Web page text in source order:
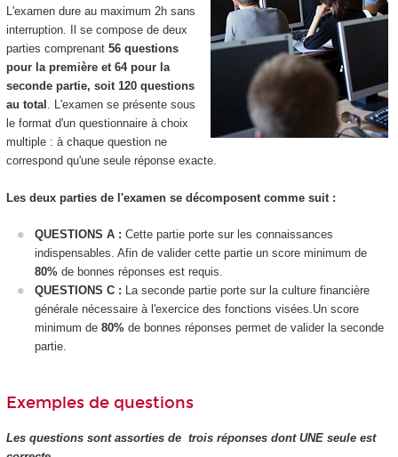
L'examen dure au maximum 2h sans
interruption. Il se compose de deux
parties comprenant 56 questions
pour la première et 64 pour la
seconde partie, soit 120 questions
au total . L'examen se présente sous
le format d'un questionnaire à choix
multiple : à chaque question ne
correspond qu'une seule réponse exacte.
Les deux parties de l'examen se décomposent comme suit :
QUESTIONS A : Cette partie porte sur les connaissances
indispensables. Afin de valider cette partie un score minimum de
80% de bonnes réponses est requis.
QUESTIONS C : La seconde partie porte sur la culture financière
générale nécessaire à l'exercice des fonctions visées.Un score
minimum de 80% de bonnes réponses permet de valider la seconde
partie.
Exemples de questions
Les questions sont assorties de trois réponses dont UNE seule est